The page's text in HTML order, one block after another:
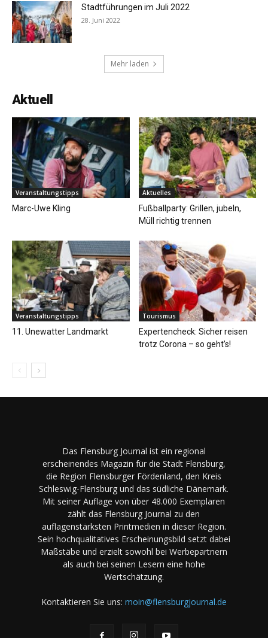
Stadtführungen im Juli 2022
28. Juni 2022
Mehr laden
Aktuell
Veranstaltungstipps
Marc-Uwe Kling
Aktuelles
Fußballparty: Grillen, jubeln,
Müll richtig trennen
Veranstaltungstipps
11. Unewatter Landmarkt
Tourismus
Expertencheck: Sicher reisen
trotz Corona – so geht’s!
Das Flensburg Journal ist ein regional
erscheinendes Magazin für die Stadt Flensburg,
die Region Flensburger Fördenland, den Kreis
Schleswig-Flensburg und das südliche Dänemark.
Mit seiner Auflage von über 48.000 Exemplaren
zählt das Flensburg Journal zu den
auflagenstärksten Printmedien in dieser Region.
Sein hochqualitatives Erscheinungsbild setzt dabei
Maßstäbe und erzielt sowohl bei Werbepartnern
als auch bei seinen Lesern eine hohe
Wertschätzung.
Kontaktieren Sie uns: moin@flensburgjournal.de